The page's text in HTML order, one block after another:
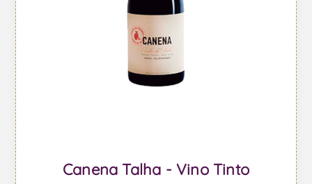
Canena Talha - Vino Tinto